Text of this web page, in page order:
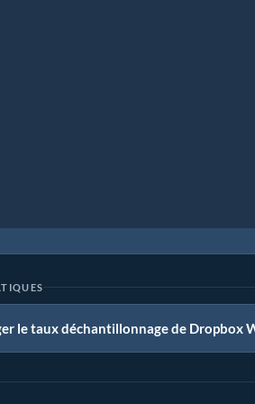
le taux déchantillonnage de Dropbox